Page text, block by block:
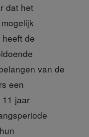
dat het
de
van de
een
jaar